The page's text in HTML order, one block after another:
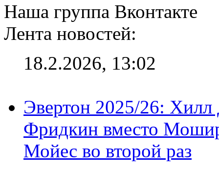
Наша группа Вконтакте
Лента новостей:
18.2.2026, 13:02
Эвертон 2025/26:
Фридкин вместо
Мойес во второй раз